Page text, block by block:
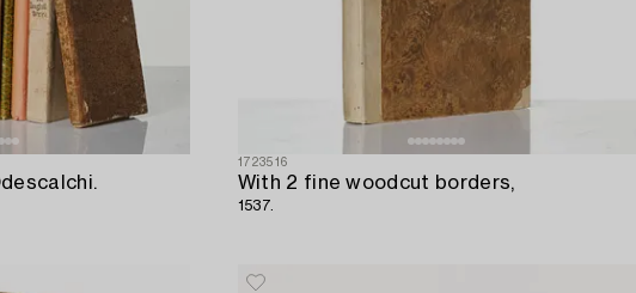
1723516
With 2 fine woodcut borders,
1537.